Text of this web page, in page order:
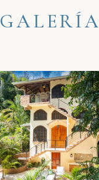
GALERÍA